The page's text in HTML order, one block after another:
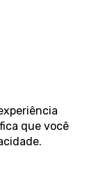
que você
.